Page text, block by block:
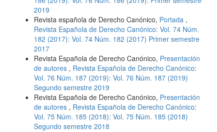
2019
Revista española de Derecho Canónico, Portada ,
Revista Española de Derecho Canónico: Vol. 74 Núm.
182 (2017): Vol. 74 Núm. 182 (2017) Primer semestre
2017
Revista Española de Derecho Canónico, Presentación
de autores , Revista Española de Derecho Canónico:
Vol. 76 Núm. 187 (2019): Vol. 76 Núm. 187 (2019)
Segundo semestre 2019
Revista Española de Derecho Canónico, Presentación
de autores , Revista Española de Derecho Canónico:
Vol. 75 Núm. 185 (2018): Vol. 75 Núm. 185 (2018)
Segundo semestre 2018